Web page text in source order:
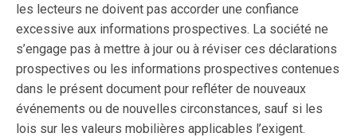
les lecteurs ne doivent pas accorder une confiance
excessive aux informations prospectives. La société ne
s’engage pas à mettre à jour ou à réviser ces déclarations
prospectives ou les informations prospectives contenues
dans le présent document pour refléter de nouveaux
événements ou de nouvelles circonstances, sauf si les
lois sur les valeurs mobilières applicables l’exigent.